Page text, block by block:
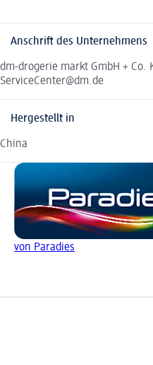
Anschrift des Unternehmens
dm-drogerie markt GmbH + Co.
ServiceCenter@dm.de
Hergestellt in
China
von Paradies